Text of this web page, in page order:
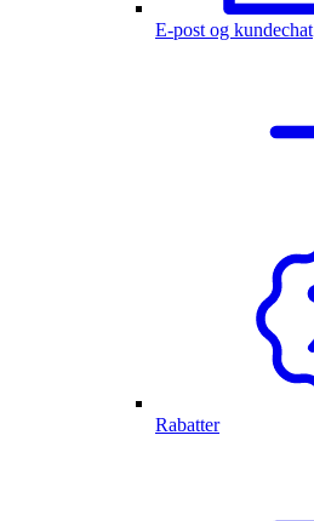
E-post og kundechat
Rabatter